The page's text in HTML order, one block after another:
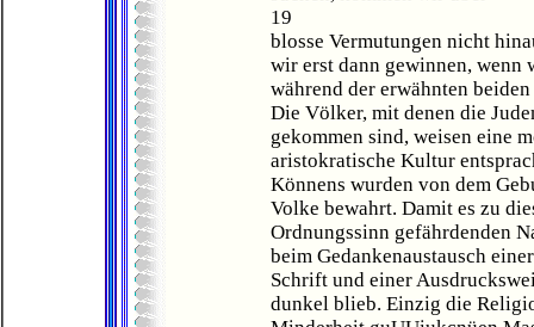
19
blosse Vermutungen nicht
wir erst dann gewinnen, wenn
während der erwähnten
Die Völker, mit denen die
gekommen sind, weisen eine
aristokratische Kultur
Könnens wurden von dem
Volke bewahrt. Damit es zu
Ordnungssinn gefährdenden
beim Gedankenaustausch
Schrift und einer
dunkel blieb. Einzig die